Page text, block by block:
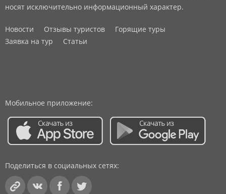
носят исключительно информационный характер.
Новости Отзывы туристов
Горящие туры
Заявка на тур
Статьи
Мобильное приложение:
Поделиться в социальных сетях: